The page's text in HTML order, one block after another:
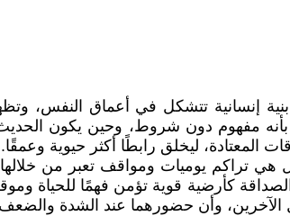
إنسانية تتشكل في أعماق النفس،
مفهوم دون شروط، وحين يكون الحديث
المعتادة، ليخلق رابطًا أكثر حيوية وعمقًا.
تراكم يوميات ومواقف تعبر من
كأرضية قوية تؤمن فهمًا للحياة
الآخرين، وأن حضورهما عند الشدة